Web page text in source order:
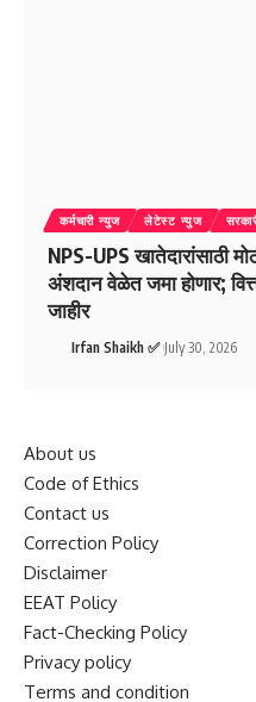
कर्मचारी न्युज लेटेस्ट न्युज
NPS-UPS खातेदारांसाठी
अंशदान वेळेत जमा होणार; वित्त
जाहीर
Irfan Shaikh ✅ July 30, 2026
About us
Code of Ethics
Contact us
Correction Policy
Disclaimer
EEAT Policy
Fact-Checking Policy
Privacy policy
Terms and condition